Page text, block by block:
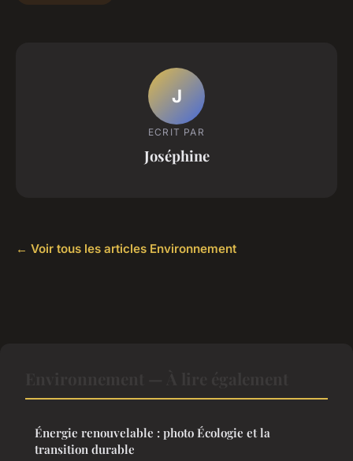
J
ECRIT PAR
Joséphine
← Voir tous les articles Environnement
Énergie renouvelable : photo Écologie et la
transition durable